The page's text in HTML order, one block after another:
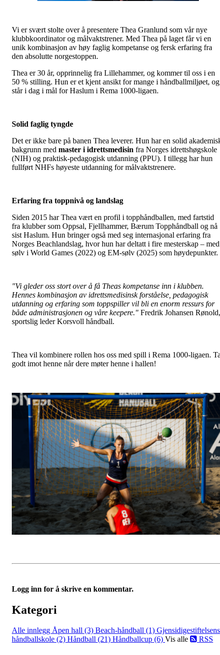
Vi er svært stolte over å presentere Thea Granlund som vår nye
klubbkoordinator og målvaktstrener. Med Thea på laget får vi en
unik kombinasjon av høy faglig kompetanse og fersk erfaring fra
den absolutte norgestoppen.
Thea er 30 år, opprinnelig fra Lillehammer, og kommer til oss i en
50 % stilling. Hun er et kjent ansikt for mange i håndballmiljøet, og
står i dag i mål for Haslum i Rema 1000-ligaen.
Solid faglig tyngde
Det er ikke bare på banen Thea leverer. Hun har en solid
bakgrunn med master i idrettsmedisin fra Norges idrettshøgskole
(NIH) og praktisk-pedagogisk utdanning (PPU). I tillegg har hun
fullført NHFs høyeste utdanning for målvaktstrenere.
Erfaring fra toppnivå og landslag
Siden 2015 har Thea vært en profil i topphåndballen, med fartstid
fra klubber som Oppsal, Fjellhammer, Bærum Topphåndball og nå
sist Haslum. Hun bringer også med seg internasjonal erfaring fra
Norges Beachlandslag, hvor hun har deltatt i fire mesterskap – med
sølv i World Games (2022) og EM-sølv (2025) som høydepunkter.
"Vi gleder oss stort over å få Theas kompetanse inn i klubben.
Hennes kombinasjon av idrettsmedisinsk forståelse, pedagogisk
utdanning og erfaring som toppspiller vil bli en enorm ressurs for
både administrasjonen og våre keepere." Fredrik Johansen Rønold,
sportslig leder Korsvoll håndball.
Thea vil kombinere rollen hos oss med spill i Rema 1000-ligaen.
godt imot henne når dere møter henne i hallen!
Logg inn for å skrive en kommentar.
Kategori
Alle innlegg Åpen hall (3) Beach-håndball (1) Gjensidigestiftelsens
håndballskole (2) Håndball (21) Håndballcup (6) Vis alle RSS